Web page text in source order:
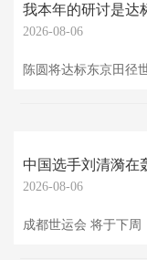
我本年的研讨是达
2026-08-06
中国选手刘清漪在
2026-08-06